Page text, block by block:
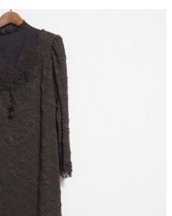
店舗一覧
ある質問
い合わせ
29-5302
（年中無休※年末年始は除く）
みフォーム